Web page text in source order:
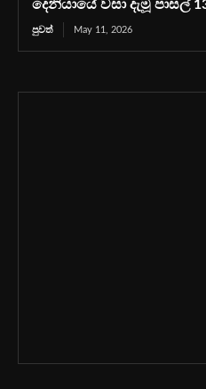
දෙනියායේ වසා දැමූ පාසල්
පුවත් May 11, 2026